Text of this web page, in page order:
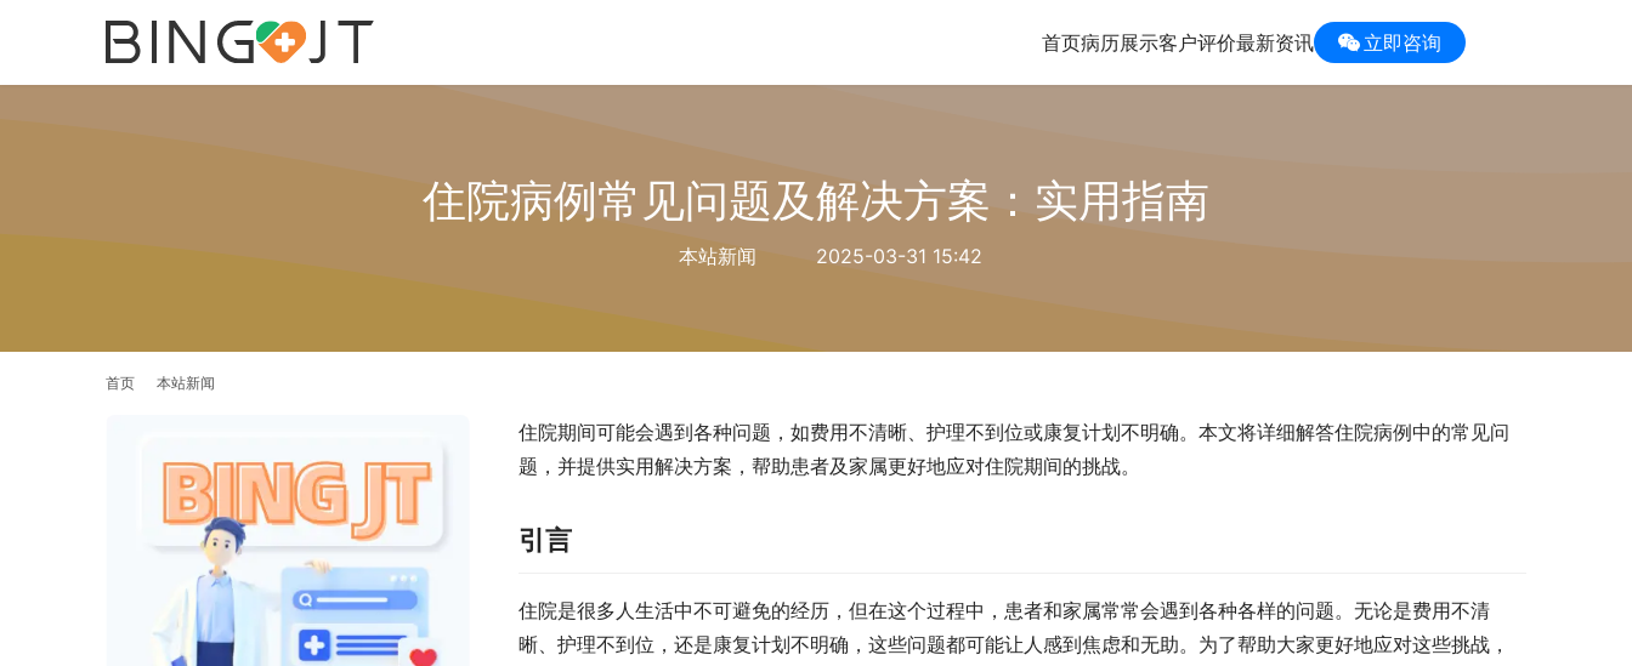
首页病历展示客户评价最新资讯 立即咨询
住院病例常见问题及解决方案：实用指南
本站新闻 2025-03-31 15:42
首页 本站新闻
住院期间可能会遇到各种问题，如费用不清晰、护理不到位或康复计划不明确。本文将详细解答住院病例中的常见问
题，并提供实用解决方案，帮助患者及家属更好地应对住院期间的挑战。
引言
住院是很多人生活中不可避免的经历，但在这个过程中，患者和家属常常会遇到各种各样的问题。无论是费用不清
晰、护理不到位，还是康复计划不明确，这些问题都可能让人感到焦虑和无助。为了帮助大家更好地应对这些挑战，